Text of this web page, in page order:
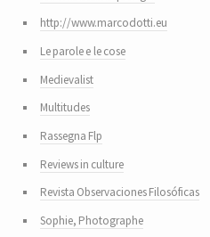
http://www.marcodotti.eu
Le parole e le cose
Medievalist
Multitudes
Rassegna Flp
Reviews in culture
Revista Observaciones Filosóficas
Sophie, Photographe